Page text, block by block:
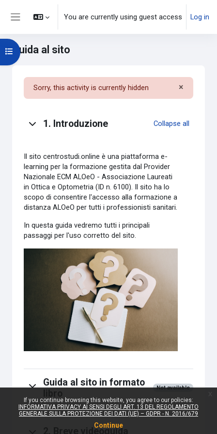
Skip to main content
You are currently using guest access Log in
Guida al sito
Open course index
Sorry, this activity is currently hidden ×
1. Introduzione Collapse all
Il sito centrostudi.online è una piattaforma e-
learning per la formazione gestita dal Provider
Nazionale ECM ALOeO - Associazione Laureati
in Ottica e Optometria (ID n. 6100). Il sito ha lo
scopo di consentire l'accesso alla formazione a
distanza ALOeO per tutti i professionisti sanitari.
In questa guida vedremo tutti i principali
passaggi per l'uso corretto del sito.
Guida al sito in formato
Not available
2. Breve videoguida
If you continue browsing this website, you agree to our policies:
INFORMATIVA PRIVACY AI SENSI DEGLI ART. 13 DEL REGOLAMENTO
GENERALE SULLA PROTEZIONE DEI DATI (UE) – GDPR - N. 2016/679
Continue